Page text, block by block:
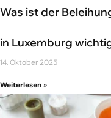
Was ist der
in Luxemburg
14. Oktober 2025
Weiterlesen »